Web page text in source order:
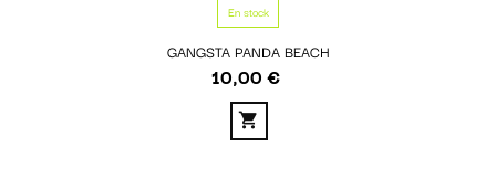
En stock
GANGSTA PANDA BEACH
Prix
10,00 €